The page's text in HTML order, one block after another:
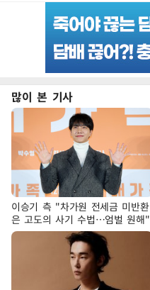
많이 본 기사
이승기 측 "차가원 전세금 미반환
은 고도의 사기 수법…엄벌 원해"